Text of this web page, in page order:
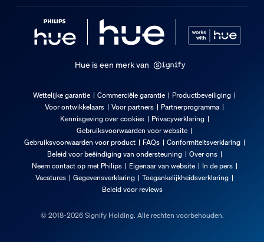
Hue is een merk van
Wettelijke garantie Commerciële garantie
Productbeveiliging
Voor ontwikkelaars
Voor partners
Partnerprogramma
Kennisgeving over cookies
Privacyverklaring
Gebruiksvoorwaarden voor website
Gebruiksvoorwaarden voor product
FAQs
Conformiteitsverklaring
Beleid voor beëindiging van ondersteuning
Over ons
Neem contact op met Philips
Eigenaar van website
In de pers
Vacatures
Gegevensverklaring
Toegankelijkheidsverklaring
Beleid voor reviews
© 2018-2026 Signify Holding. Alle rechten voorbehouden.